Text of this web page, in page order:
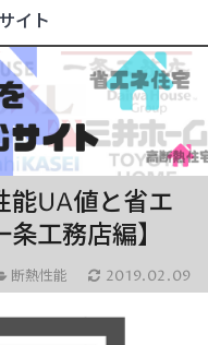
イト
能UA値と省エ
工務店編】
断熱性能 2019.02.09